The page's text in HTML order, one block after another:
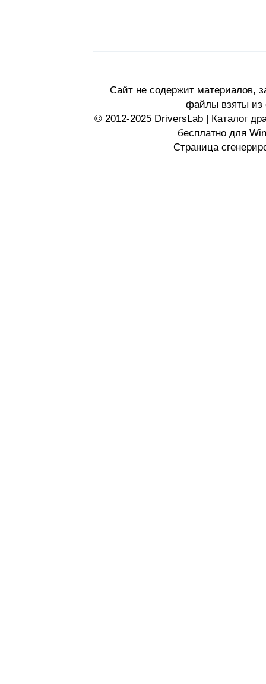
Сайт не содержит материалов,
файлы взяты из
© 2012-2025 DriversLab | Каталог
бесплатно для
Страница